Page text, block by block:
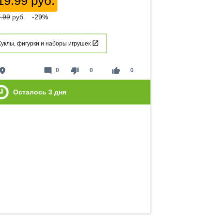
руб. -29%
фигурки и наборы игрушек
place thumb_down 0 thumb_up 0
mode_comment 0
Осталось 3 дня